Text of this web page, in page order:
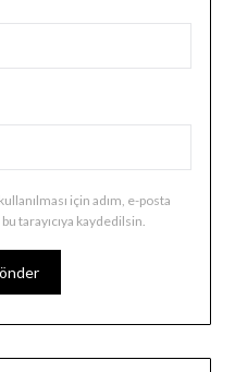
için adım, e-posta
tarayıcıya kaydedilsin.